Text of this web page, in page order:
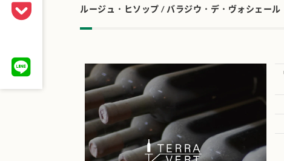
ルージュ・ヒソップ / バラジウ・デ・ヴォシェール